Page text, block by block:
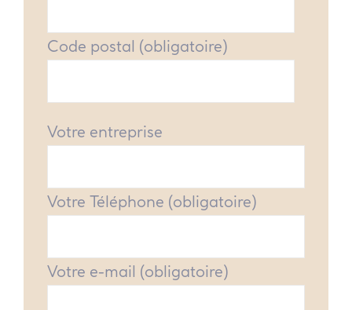
Code postal (obligatoire)
Votre entreprise
Votre Téléphone (obligatoire)
Votre e-mail (obligatoire)